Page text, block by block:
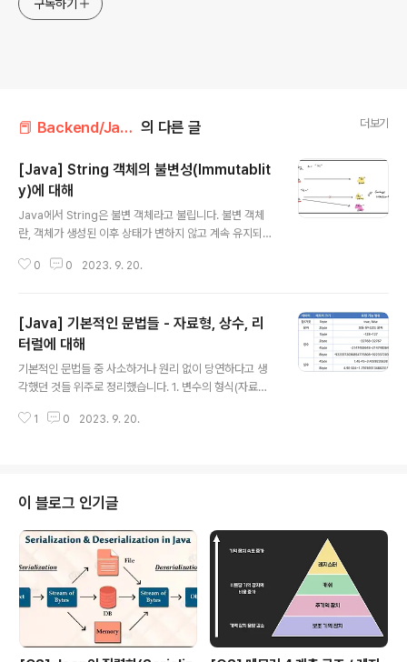
구독하기
📕 Backend/Java 의 다른 글 더보기
[Java] String 객체의 불변성(Immutablit
y)에 대해
Java에서 String은 불변 객체라고 불립니다. 불변 객체
란, 객체가 생성된 이후 상태가 변하지 않고 계속 유지되는
값을 읽기만 할 수 있고, 변경을 불가능합니다. 그런데 아래
이 변경된 것 아닌가라고 생각할 수 있습니다. 실상은 Stri
ng 객체의 값이 변경된 것이 아니라 2번째 라인에서 새로
운 String 객체(="hi~")가 생성되고, 그 참조가 a변수에
할당된 것입니다. 불변성은 이걸 말하는 것이 아닙니다. St
ring 객체의 불변성은 "hi"라는 String 인스턴스..
0 0 2023. 9. 20.
[Java] 기본적인 문법들 - 자료형, 상수, 리
터럴에 대해
기본적인 문법들 중 사소하거나 원리 없이 당연하다고 생
각했던 것들 위주로 정리했습니다. 1. 변수의 형식(자료형)
니다. 논리형 - boolean (C에서는 bool로 사용했지만, J
Double, Long을 사용했는데 int와 Integer는 어떻게 다
를까? int는 자료형(primitive type, 변수의 타입으로 '변
수'는 '값을 저장할 수 있는 메모리 상의 공간'을 의미)으로
산수연산이 가능하고 null로 초기..
1 0 2023. 9. 20.
이 블로그 인기글